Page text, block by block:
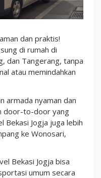
dan praktis!
di rumah di
dan Tangerang, tanpa
atau memindahkan
armada nyaman dan
door-to-door yang
Bekasi Jogja juga lebih
ke Wonosari,
Bekasi Jogja bisa
umum secara